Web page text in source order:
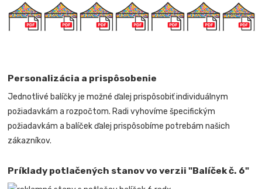
Personalizácia a prispôsobenie
Jednotlivé balíčky je možné ďalej prispôsobiť individuálnym
požiadavkám a rozpočtom. Radi vyhovíme špecifickým
požiadavkám a balíček ďalej prispôsobíme potrebám našich
zákazníkov.
Príklady potlačených stanov vo verzii "Balíček č. 6"